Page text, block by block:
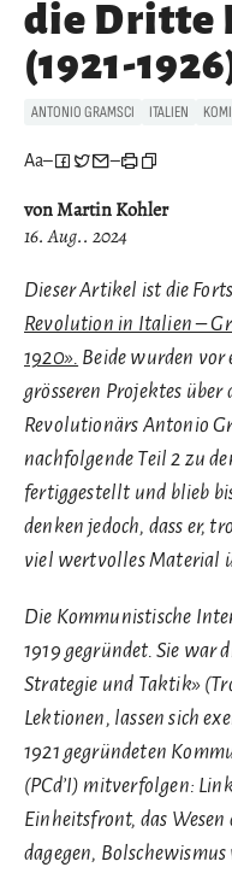
die Dritte
(1921-
ANTONIO GRAMSCI ITALIEN
Aa– –
von Martin Kohler
16. Aug.. 2024
Dieser Artikel ist die
Revolution in Italien –
1920». Beide wurden vor
grösseren Projektes über
Revolutionärs Antonio
nachfolgende Teil 2 zu
fertiggestellt und blieb
denken jedoch, dass er,
viel wertvolles Material
Die Kommunistische
1919 gegründet. Sie war
Strategie und Taktik»
Lektionen, lassen sich
1921 gegründeten
(PCd’I) mitverfolgen:
Einheitsfront, das Wesen
dagegen,